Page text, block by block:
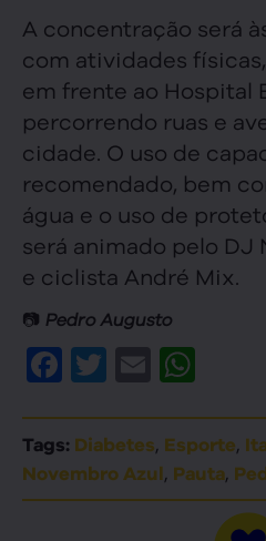
A concentração será
com atividades
em frente ao Hospital
percorrendo ruas e
cidade. O uso de
recomendado, bem
água e o uso de
será animado pelo DJ
e ciclista André Mix.
📷 Pedro Augusto
Facebook
Twitter
Email
Tags: Diabetes, Esporte,
Novembro Azul, Pauta,